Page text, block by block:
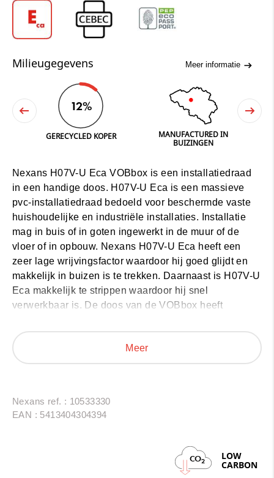
Milieugegevens Meer informatie
12%
GERECYCLED KOPER
MANUFACTURED IN
BUIZINGEN
Nexans H07V-U Eca VOBbox is een installatiedraad
in een handige doos. H07V-U Eca is een massieve
pvc-installatiedraad bedoeld voor beschermde vaste
huishoudelijke en industriële installaties. Installatie
mag in buis of in goten ingewerkt in de muur of de
vloer of in opbouw. Nexans H07V-U Eca heeft een
zeer lage wrijvingsfactor waardoor hij goed glijdt en
makkelijk in buizen is te trekken. Daarnaast is H07V-U
Eca makkelijk te strippen waardoor hij snel
verwerkbaar is. De doos van de VOBbox heeft
is duidelijk leesbaar op alle zijden. Hierdoor heb je de
juiste draad meteen vast. Het karton van de VOBbox is
bovendienextra vochtbestendig, ideaal voor op
trekt de draad nog beter en
Meer
Nexans ref. : 10533330
EAN : 5413404304394
CO2 LOW
CARBON